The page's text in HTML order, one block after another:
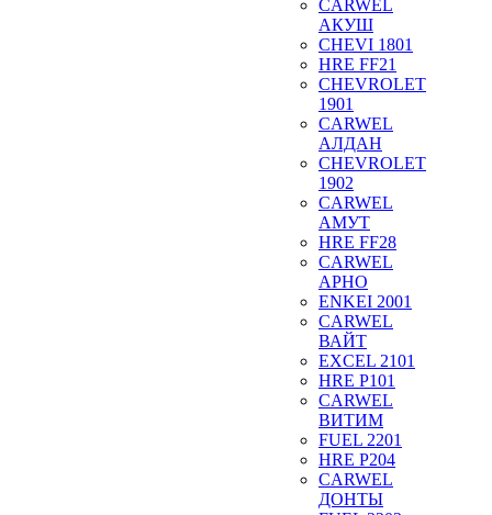
CARWEL
АКУШ
CHEVI 1801
HRE FF21
CHEVROLET
1901
CARWEL
АЛДАН
CHEVROLET
1902
CARWEL
АМУТ
HRE FF28
CARWEL
АРНО
ENKEI 2001
CARWEL
ВАЙТ
EXCEL 2101
HRE P101
CARWEL
ВИТИМ
FUEL 2201
HRE P204
CARWEL
ДОНТЫ